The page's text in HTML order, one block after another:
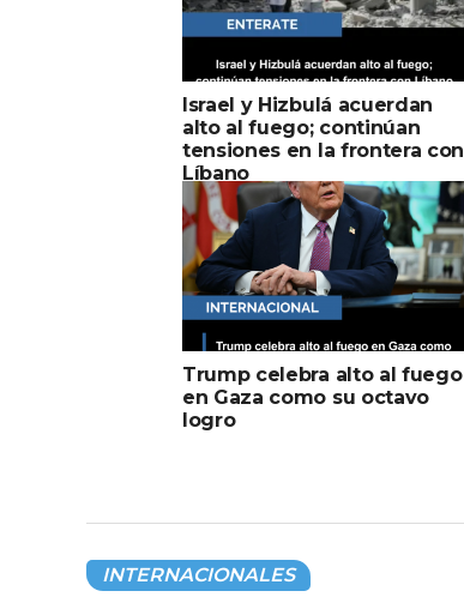
Israel y Hizbulá acuerdan
alto al fuego; continúan
tensiones en la frontera con
Líbano
Trump celebra alto al fuego
en Gaza como su octavo
logro
INTERNACIONALES